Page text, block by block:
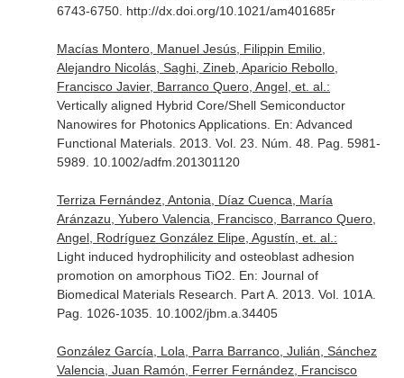
6743-6750. http://dx.doi.org/10.1021/am401685r
Macías Montero, Manuel Jesús, Filippin Emilio,
Alejandro Nicolás, Saghi, Zineb, Aparicio Rebollo,
Francisco Javier, Barranco Quero, Angel, et. al.:
Vertically aligned Hybrid Core/Shell Semiconductor
Nanowires for Photonics Applications. En: Advanced
Functional Materials. 2013. Vol. 23. Núm. 48. Pag. 5981-
5989. 10.1002/adfm.201301120
Terriza Fernández, Antonia, Díaz Cuenca, María
Aránzazu, Yubero Valencia, Francisco, Barranco Quero,
Angel, Rodríguez González Elipe, Agustín, et. al.:
Light induced hydrophilicity and osteoblast adhesion
promotion on amorphous TiO2. En: Journal of
Biomedical Materials Research. Part A. 2013. Vol. 101A.
Pag. 1026-1035. 10.1002/jbm.a.34405
González García, Lola, Parra Barranco, Julián, Sánchez
Valencia, Juan Ramón, Ferrer Fernández, Francisco